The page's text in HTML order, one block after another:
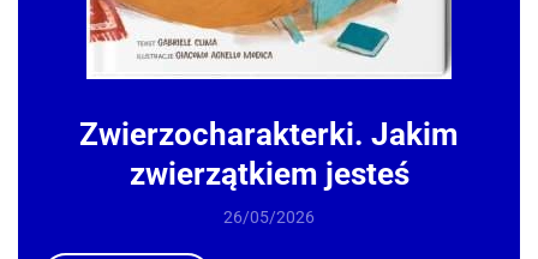
Zwierzocharakterki. Jakim
zwierzątkiem jesteś
26/05/2026